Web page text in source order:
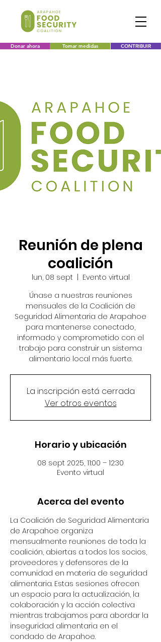
Donar ahora Tomar medidas CONTRIBUIR
Reunión de plena
coalición
lun, 08 sept
Evento virtual
Únase a nuestras reuniones
mensuales de la Coalición de
Seguridad Alimentaria de Arapahoe
para mantenerse conectado,
informado y comprometido con el
trabajo para construir un sistema
alimentario local más fuerte.
La inscripción está cerrada
Ver otros eventos
Horario y ubicación
08 sept 2025, 11:00 – 12:30
Evento virtual
Acerca del evento
La Coalición de Seguridad Alimentaria
de Arapahoe organiza
mensualmente reuniones de toda la
coalición, abiertas a todos los socios,
proveedores y defensores de la
comunidad en materia de seguridad
alimentaria. Estas sesiones ofrecen
un espacio para la actualización, la
colaboración y la acción colectiva
mientras trabajamos para abordar la
inseguridad alimentaria en el
condado de Arapahoe.